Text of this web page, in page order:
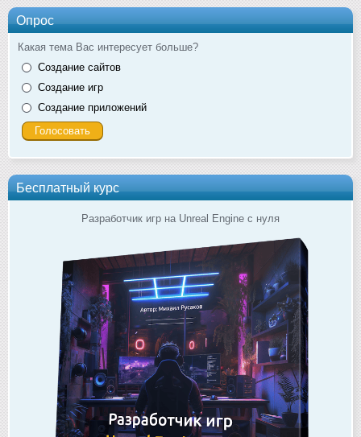
Опрос
Какая тема Вас интересует больше?
Создание сайтов
Создание игр
Создание приложений
Бесплатный курс
Разработчик игр на Unreal Engine с нуля